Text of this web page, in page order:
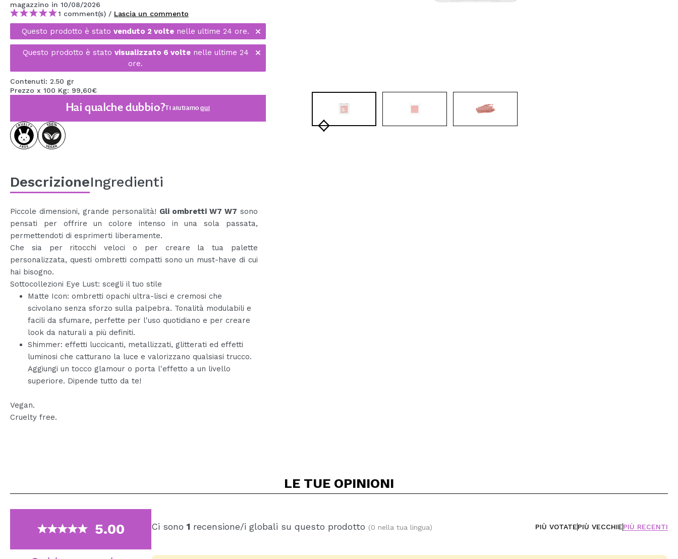
MAQUIFARMA
KOREA ZONE
TRAVEL SIZE
NATURE
SPECIALE
OUTLET
SONO TORNATI!
BLOG
magazzino in 10/08/2026
1 comment(s) / Lascia un commento
Questo prodotto è stato venduto 2 volte nelle ultime 24 ore.
Questo prodotto è stato visualizzato 6 voltenelle ultime 24
ore.
Contenuti: 2.50 gr
Prezzo x 100 Kg: 99,60€
Hai qualche dubbio?Ti aiutiamoqui
DescrizioneIngredienti
Piccole dimensioni, grande personalità! Gli ombretti W7 W7 sono
pensati per offrire un colore intenso in una sola passata,
permettendoti di esprimerti liberamente.
Che sia per ritocchi veloci o per creare la tua palette
personalizzata, questi ombretti compatti sono un must-have di cui
hai bisogno.
Sottocollezioni Eye Lust: scegli il tuo stile
Matte Icon: ombretti opachi ultra-lisci e cremosi che
scivolano senza sforzo sulla palpebra. Tonalità modulabili e
facili da sfumare, perfette per l'uso quotidiano e per creare
look da naturali a più definiti.
Shimmer: effetti luccicanti, metallizzati, glitterati ed effetti
luminosi che catturano la luce e valorizzano qualsiasi trucco.
Aggiungi un tocco glamour o porta l'effetto a un livello
superiore. Dipende tutto da te!
Vegan.
Cruelty free.
LE TUE OPINIONI
5.00 Ci sono 1 recensione/i globali su questo prodotto (0 nella tua lingua) PIÙ VOTATEPIÙ VECCHIEPIÙ RECENTI